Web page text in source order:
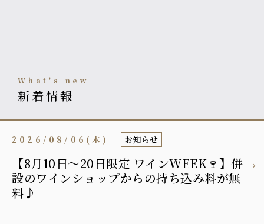
what's new
新着情報
【8月10日〜20日限定 ワインWEEK🍷】併
設のワインショップからの持ち込み料が無
料♪
2026/08/06(木) お知らせ